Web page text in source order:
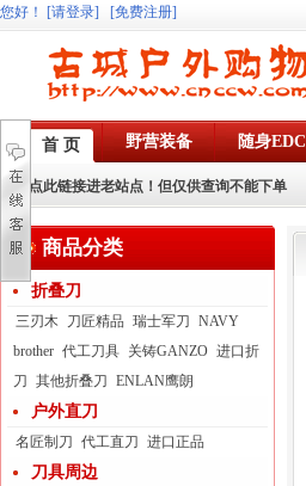
您好 ！ [请登录] [免费注册]
首 页 野营装备 随身EDC
点此链接进老站点！但仅供查询不能下单
商品分类
折叠刀
三刃木 刀匠精品 瑞士军刀 NAVY
brother 代工刀具 关铸GANZO 进口折
刀 其他折叠刀 ENLAN鹰朗
户外直刀
名匠制刀 代工直刀 进口正品
刀具周边